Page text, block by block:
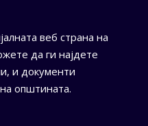
веб страна на
да ги најдете
и документи
општината.